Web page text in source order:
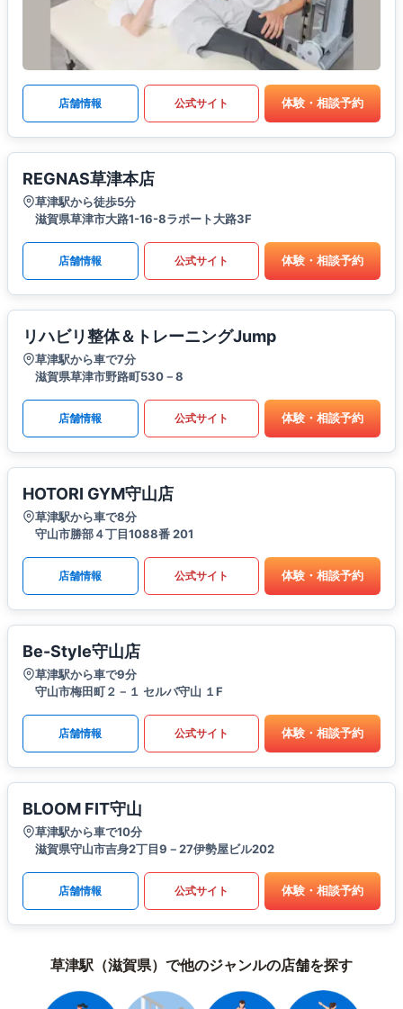
店舗情報 公式サイト 体験・相談予約
REGNAS草津本店
草津駅から徒歩5分
滋賀県草津市大路1-16-8ラポート大路3F
店舗情報 公式サイト 体験・相談予約
リハビリ整体＆トレーニングJump
草津駅から車で7分
滋賀県草津市野路町530－8
店舗情報 公式サイト 体験・相談予約
HOTORI GYM守山店
草津駅から車で8分
守山市勝部４丁目1088番 201
店舗情報 公式サイト 体験・相談予約
Be-Style守山店
草津駅から車で9分
守山市梅田町２－１ セルバ守山 １F
店舗情報 公式サイト 体験・相談予約
BLOOM FIT守山
草津駅から車で10分
滋賀県守山市吉身2丁目9－27伊勢屋ビル202
店舗情報 公式サイト 体験・相談予約
草津駅（滋賀県）で他のジャンルの店舗を探す